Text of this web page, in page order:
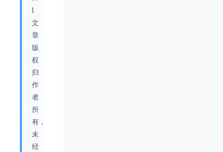
l
文
章
版
权
归
作
者
所
有，
未
经